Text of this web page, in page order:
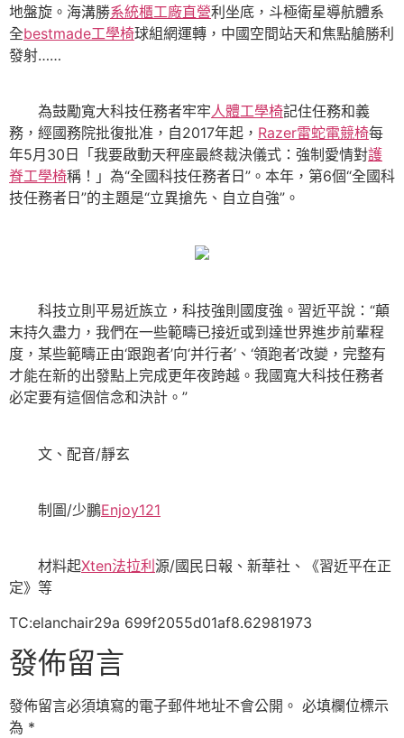
地盤旋。海溝勝系統櫃工廠直營利坐底，斗極衛星導航體系
全bestmade工學椅球組網運轉，中國空間站天和焦點艙勝利
發射……
為鼓勵寬大科技任務者牢牢人體工學椅記住任務和義
務，經國務院批復批准，自2017年起， Razer雷蛇電競椅每
年5月30日「我要啟動天秤座最終裁決儀式：強制愛情對護
脊工學椅稱！」為“全國科技任務者日”。本年，第6個“全國科
技任務者日”的主題是“立異搶先、自立自強”。
科技立則平易近族立，科技強則國度強。習近平說：“顛
末持久盡力，我們在一些範疇已接近或到達世界進步前輩程
度，某些範疇正由‘跟跑者’向‘并行者’、‘領跑者’改變，完整有
才能在新的出發點上完成更年夜跨越。我國寬大科技任務者
必定要有這個信念和決計。”
文、配音/靜玄
制圖/少鵬Enjoy121
材料起Xten法拉利 源/國民日報、新華社、《習近平在正
定》等
TC:elanchair29a 699f2055d01af8.62981973
發佈留言
發佈留言必須填寫的電子郵件地址不會公開。 必填欄位標示
為 *